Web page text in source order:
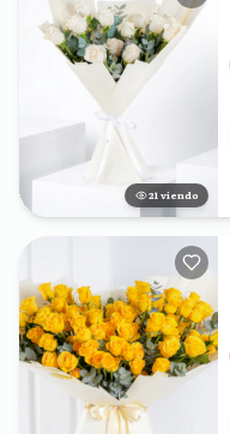
22 viendo